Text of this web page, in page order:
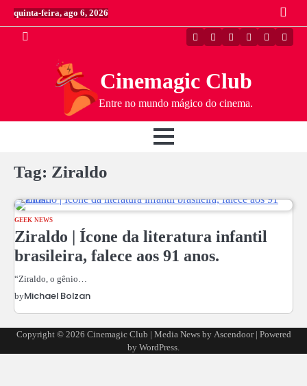
Skip
to
content
quinta-feira, ago 6, 2026
Cinemagic Club
Entre no mundo mágico do cinema.
TwitterInstagram
Facebook
Linkedin
Youtube
Tag: Ziraldo
GEEK NEWS
Ziraldo | Ícone da literatura infantil
brasileira, falece aos 91 anos.
“Ziraldo, o gênio…
byMichael Bolzan
Copyright © 2026 Cinemagic Club | Media News by Ascendoor| Powered
by WordPress